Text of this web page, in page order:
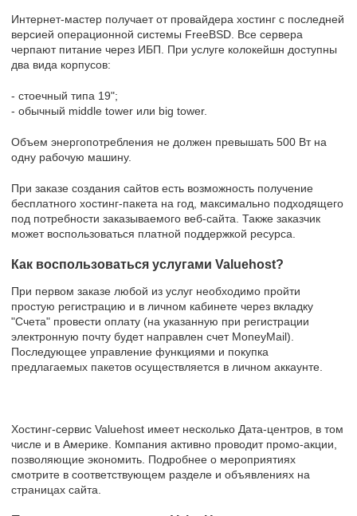
Интернет-мастер получает от провайдера хостинг с последней
версией операционной системы FreeBSD. Все сервера
черпают питание через ИБП. При услуге колокейшн доступны
два вида корпусов:
- стоечный типа 19";
- обычный middle tower или big tower.
Объем энергопотребления не должен превышать 500 Вт на
одну рабочую машину.
При заказе создания сайтов есть возможность получение
бесплатного хостинг-пакета на год, максимально подходящего
под потребности заказываемого веб-сайта. Также заказчик
может воспользоваться платной поддержкой ресурса.
Как воспользоваться услугами Valuehost?
При первом заказе любой из услуг необходимо пройти
простую регистрацию и в личном кабинете через вкладку
"Счета" провести оплату (на указанную при регистрации
электронную почту будет направлен счет MoneyMail).
Последующее управление функциями и покупка
предлагаемых пакетов осуществляется в личном аккаунте.
Хостинг-сервис Valuehost имеет несколько Дата-центров, в том
числе и в Америке. Компания активно проводит промо-акции,
позволяющие экономить. Подробнее о мероприятиях
смотрите в соответствующем разделе и объявлениях на
страницах сайта.